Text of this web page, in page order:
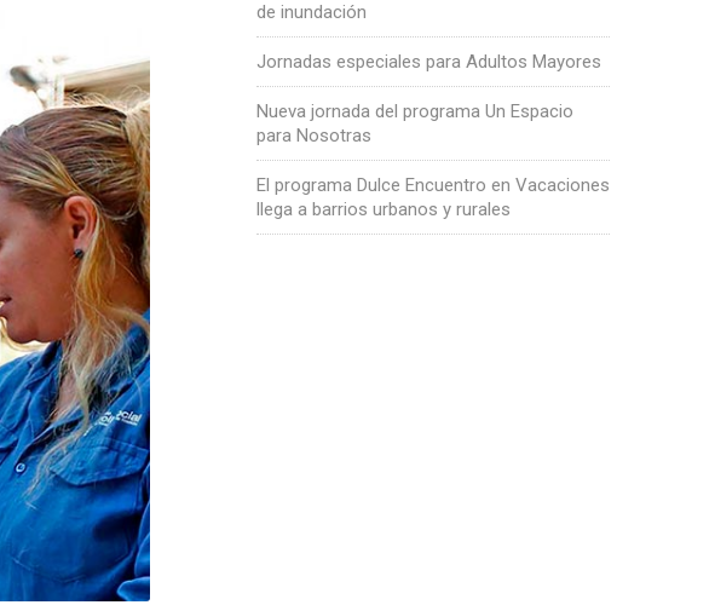
de inundación
Jornadas especiales para Adultos Mayores
Nueva jornada del programa Un Espacio
para Nosotras
El programa Dulce Encuentro en Vacaciones
llega a barrios urbanos y rurales